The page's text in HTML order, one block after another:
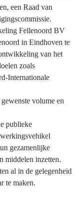
een Raad van
Fellenoord BV
in Eindhoven te
van het
zoals
Internationale
volume en
publieke
gezamenlijke
middelen inzetten.
al in de gelegenheid
te maken.